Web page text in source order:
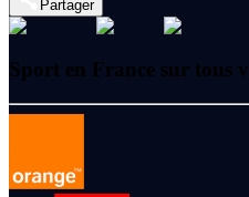
Partager
Sport en France sur tous